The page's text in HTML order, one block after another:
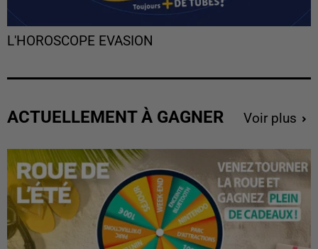
L'HOROSCOPE EVASION
ACTUELLEMENT À GAGNER Voir plus